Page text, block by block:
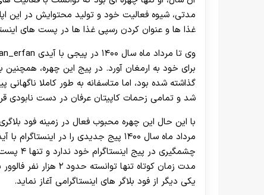
مدتی، شیوه فعالیت خود و تولید محتوایش در این
غذا ها و عنوان کردن رسپی غذا ها در پست های
گذاشته شده بود، اما متاسفانه به طور کاملا
شد و تمامی زحمات کاپیتان عرفان در دست نابودی
با این حال این چهره محبوب فعال در زمینه فود
مرداد ماه سال ۱۴۰۰ پیج جدیدی را در
مدت زمان کوتاه تنها
یکی دیگر از فود بلاگر های اینستاگرامی آغاز نماید.